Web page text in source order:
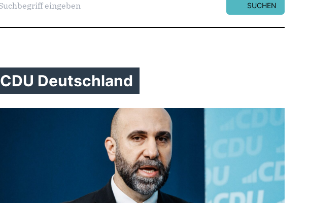
SUCHEN
CDU Deutschland